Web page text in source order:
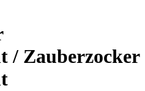
/ Zauberzocker